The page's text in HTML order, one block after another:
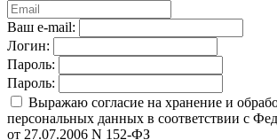
Ваш e-mail:
Логин:
Пароль:
Пароль:
Выражаю согласие на хранение и
персональных данных в соответствии с
от 27.07.2006 N 152-ФЗ